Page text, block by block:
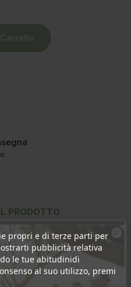
PRODOTTO
propri e di terze parti per
pubblicità relativa
le tue abitudinidi
al suo utilizzo, premi